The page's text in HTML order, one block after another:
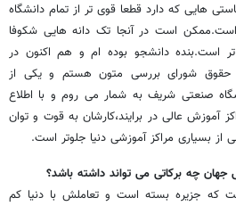
هایی که دارد قطعا قوی تر از تمام دانشگاه
است در آنجا تک دانه هایی شکوفا
است.بنده دانشجو بوده ام و هم اکنون در
حقوق شورای بررسی متون هستم و یکی از
صنعتی شریف به شمار می روم و با اطلاع
عالی در برایند،کارشان به قوت و توان
بسیاری مراکز آموزشی دنیا جلوتر است.
جهان چه برکاتی می تواند داشته باشد؟
که جزیره بسته است و تعاملش با دنیا کم